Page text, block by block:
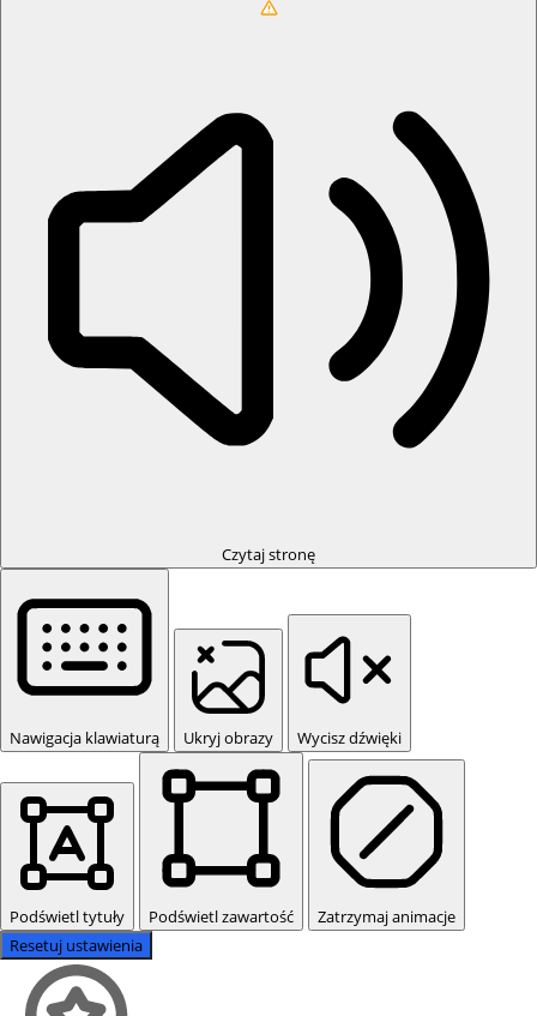
Czytaj stronę
Nawigacja klawiaturą Ukryj obrazy Wycisz dźwięki
Podświetl tytuły Podświetl zawartość
Zatrzymaj animacje
Resetuj ustawienia